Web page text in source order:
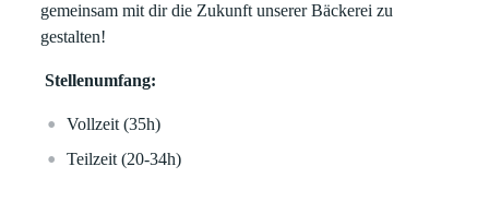
gemeinsam mit dir die Zukunft unserer Bäckerei zu
gestalten!
Stellenumfang:
Vollzeit (35h)
Teilzeit (20-34h)